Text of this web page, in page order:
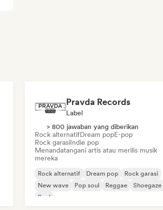
Pravda Records
Label
> 800 jawaban yang diberikan
Rock alternatifDream popE-pop
Rock garasiIndie pop
Menandatangani artis atau merilis musik
mereka
Rock alternatif Dream pop
Rock garasi
New wave
Pop soul Reggae
Shoegaze
Soul